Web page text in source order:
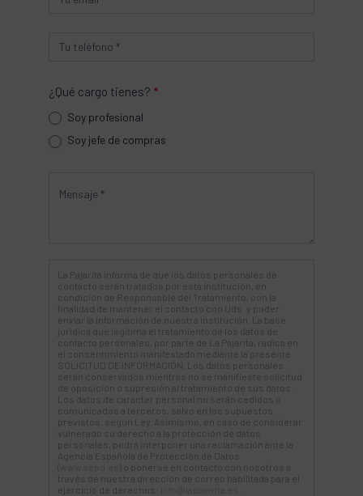
¿Qué cargo tienes? *
Soy profesional
Soy jefe de compras
La Pajarita informa de que los datos personales de
contacto serán tratados por esta institución, en
condición de Responsable del Tratamiento, con la
finalidad de mantener el contacto con Uds. y poder
enviar la información de nuestra institución. La base
jurídica que legitima el tratamiento de los datos de
contacto personales, por parte de La Pajarita, radica en
el consentimiento manifestado mediante la presente
SOLICITUD DE INFORMACIÓN. Los datos personales
serán conservados mientras no se manifieste solicitud
de oposición o supresión al tratamiento de sus datos.
Los datos de carácter personal no serán cedidos o
comunicados a terceros, salvo en los supuestos
previstos, según Ley. Asimismo, en caso de considerar
vulnerado su derecho a la protección de datos
personales, podrá interponer una reclamación ante la
Agencia Española de Protección de Datos
(
) o ponerse en contacto con nosotros a
través de nuestra dirección de correo habilitada para el
ejercicio de derechos: